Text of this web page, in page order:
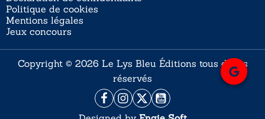
Politique de cookies
Mentions légales
Jeux concours
Copyright © 2026 Le Lys Bleu Éditions tous droits
réservés